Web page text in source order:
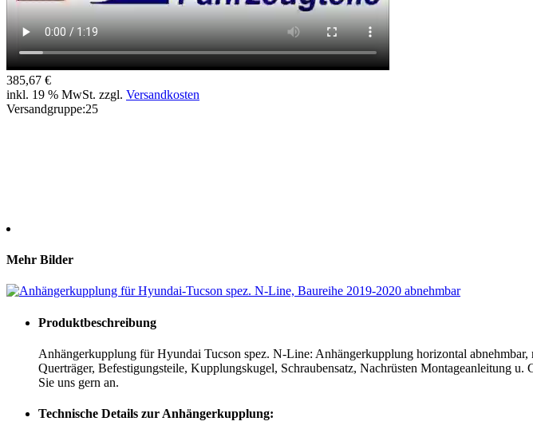
385,67 €
inkl. 19 % MwSt. zzgl. Versandkosten
Versandgruppe:25
Mehr Bilder
Produktbeschreibung
Anhängerkupplung für Hyundai Tucson spez. N-Line: Anhängerkupplung horizontal
Querträger, Befestigungsteile, Kupplungskugel, Schraubensatz, Nachrüsten Montageanleitung
Sie uns gern an.
Technische Details zur Anhängerkupplung: